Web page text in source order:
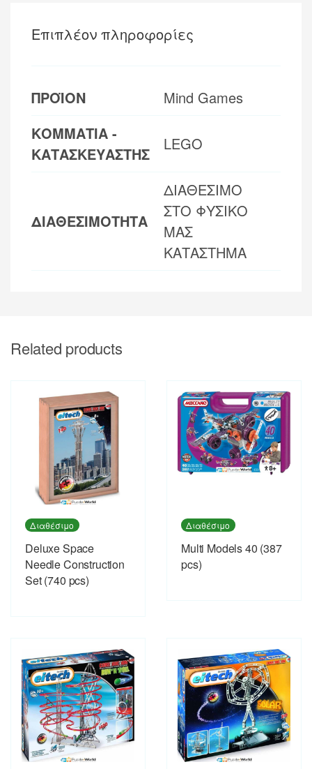
Επιπλέον πληροφορίες
ΠΡΟΪΟΝ
Mind Games
ΚΟΜΜΑΤΙΑ -
ΚΑΤΑΣΚΕΥΑΣΤΗΣ
LEGO
ΔΙΑΘΕΣΙΜΟΤΗΤΑ
ΔΙΑΘΕΣΙΜΟ
ΣΤΟ ΦΥΣΙΚΟ
ΜΑΣ
ΚΑΤΑΣΤΗΜΑ
Related products
Διαθέσιμο
Deluxe Space
Needle Construction
Set (740 pcs)
Διαθέσιμο
Multi Models 40 (387
pcs)